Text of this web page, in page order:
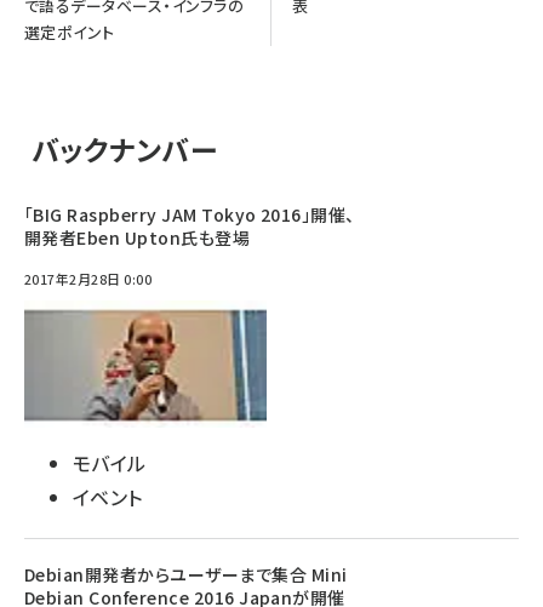
で語るデータベース・インフラの
選定ポイント
表
バックナンバー
「BIG Raspberry JAM Tokyo 2016」開催、
開発者Eben Upton氏も登場
2017年2月28日 0:00
モバイル
イベント
Debian開発者からユーザーまで集合 Mini
Debian Conference 2016 Japanが開催